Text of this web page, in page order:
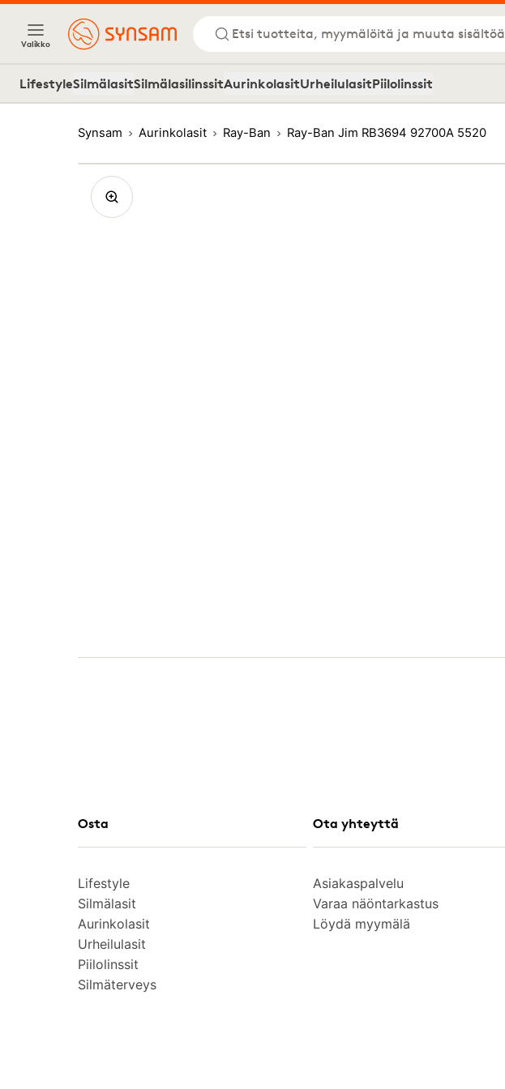
Valikko
Etsi tuotteita, myymälöitä ja muuta sisältöä
LifestyleSilmälasitSilmälasilinssitAurinkolasitUrheilulasitPiilolinssit
Synsam Aurinkolasit Ray-Ban Ray-Ban Jim RB3694 92700A 5520
Osta
Lifestyle
Silmälasit
Aurinkolasit
Urheilulasit
Piilolinssit
Silmäterveys
Ota yhteyttä
Asiakaspalvelu
Varaa näöntarkastus
Löydä myymälä